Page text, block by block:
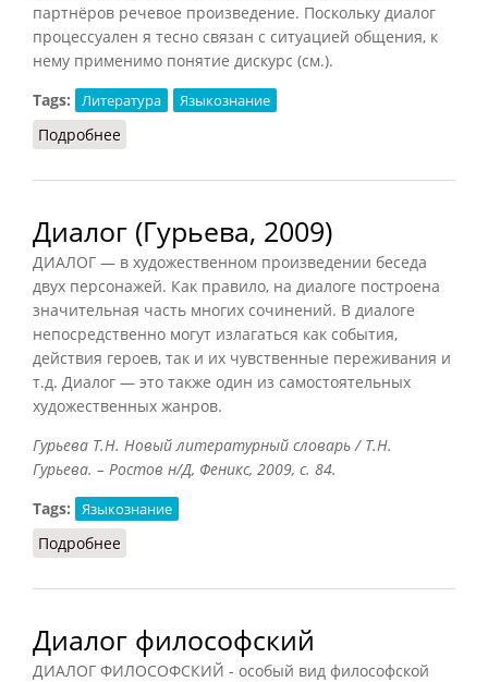
партнёров речевое произведение. Поскольку диалог
процессуален я тесно связан с ситуацией общения, к
нему применимо понятие дискурс (см.).
Tags:
Литература Языкознание
Подробнее
Диалог (Гурьева, 2009)
ДИАЛОГ — в художественном произведении беседа
двух персонажей. Как правило, на диалоге построена
значительная часть многих сочинений. В диалоге
непосредственно могут излагаться как события,
действия героев, так и их чувственные переживания и
т.д. Диалог — это также один из самостоятельных
художественных жанров.
Гурьева Т.Н. Новый литературный словарь / Т.Н.
Гурьева. – Ростов н/Д, Феникс, 2009, с. 84.
Tags:
Языкознание
Подробнее
Диалог философский
ДИАЛОГ ФИЛОСОФСКИЙ - особый вид философской